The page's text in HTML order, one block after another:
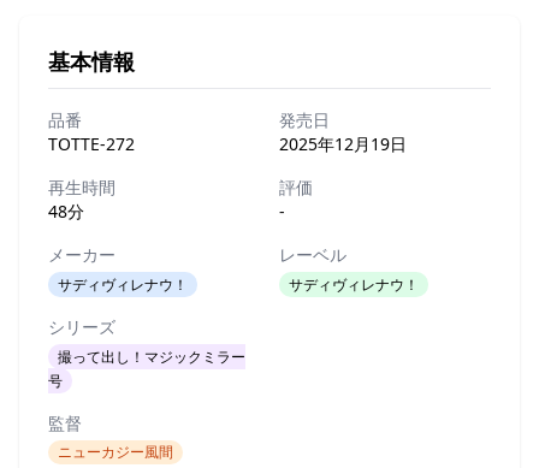
基本情報
品番
TOTTE-272
発売日
2025年12月19日
再生時間
48分
評価
-
メーカー
サディヴィレナウ！
レーベル
サディヴィレナウ！
シリーズ
撮って出し！マジックミラー
号
監督
ニューカジー風間